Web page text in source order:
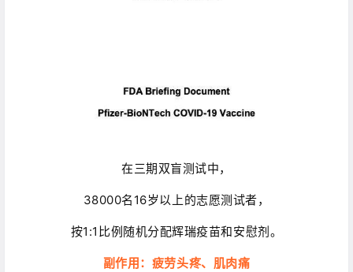
在三期双盲测试中，
38000名16岁以上的志愿测试者，
按1:1比例随机分配辉瑞疫苗和安慰剂。
副作用：疲劳头疼、肌肉痛